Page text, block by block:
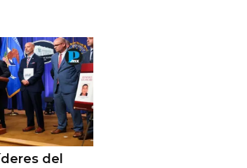
del